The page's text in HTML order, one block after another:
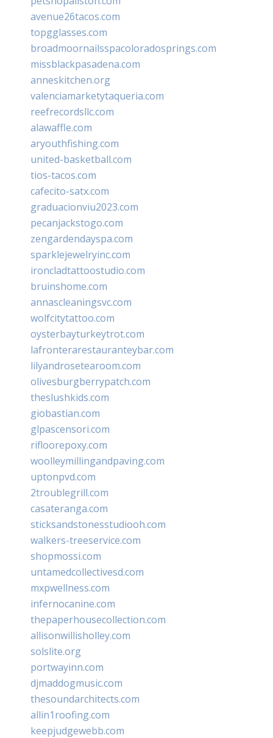
avenue26tacos.com
topgglasses.com
broadmoornailsspacoloradosprings.com
missblackpasadena.com
anneskitchen.org
valenciamarketytaqueria.com
reefrecordsllc.com
alawaffle.com
aryouthfishing.com
united-basketball.com
tios-tacos.com
cafecito-satx.com
graduacionviu2023.com
pecanjackstogo.com
zengardendayspa.com
sparklejewelryinc.com
ironcladtattoostudio.com
bruinshome.com
annascleaningsvc.com
wolfcitytattoo.com
oysterbayturkeytrot.com
lafronterarestauranteybar.com
lilyandrosetearoom.com
olivesburgberrypatch.com
theslushkids.com
giobastian.com
glpascensori.com
rifloorepoxy.com
woolleymillingandpaving.com
uptonpvd.com
2troublegrill.com
casateranga.com
sticksandstonesstudiooh.com
walkers-treeservice.com
shopmossi.com
untamedcollectivesd.com
mxpwellness.com
infernocanine.com
thepaperhousecollection.com
allisonwillisholley.com
solslite.org
portwayinn.com
djmaddogmusic.com
thesoundarchitects.com
allin1roofing.com
keepjudgewebb.com